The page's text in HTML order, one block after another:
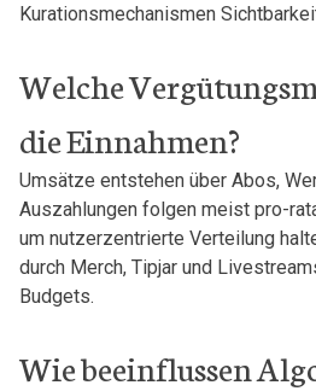
‍Kurationsmechanismen
Welche
die Einnahmen?
Umsätze​ entstehen über Abos,
Auszahlungen folgen meist pro-
⁤um nutzerzentrierte Verteilung
durch Merch, Tipjar und
Budgets.
Wie ⁢beeinflussen